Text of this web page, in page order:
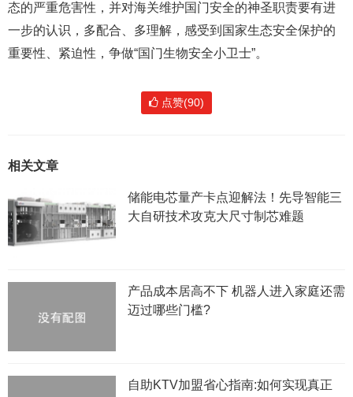
态的严重危害性，并对海关维护国门安全的神圣职责要有进
一步的认识，多配合、多理解，感受到国家生态安全保护的
重要性、紧迫性，争做“国门生物安全小卫士”。
点赞(90)
相关文章
储能电芯量产卡点迎解法！先导智能三
大自研技术攻克大尺寸制芯难题
产品成本居高不下 机器人进入家庭还需
迈过哪些门槛?
自助KTV加盟省心指南:如何实现真正